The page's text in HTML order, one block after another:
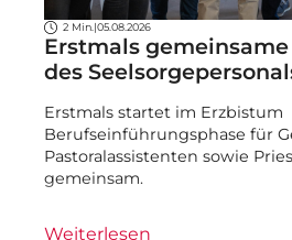
2 Min. |05.08.2026
Erstmals
des
Erstmals startet im Erzbistum
Berufseinführungsphase für
Pastoralassistenten sowie
gemeinsam.
Weiterlesen